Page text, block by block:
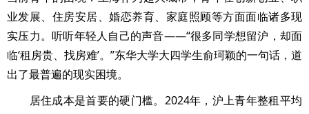
业发展、住房安居、婚恋养育、家庭照顾等方面面临诸多现
实压力。听听年轻人自己的声音——“很多同学想留沪，却面
临‘租房贵、找房难’。”东华大学大四学生俞珂颖的一句话，道
出了最普遍的现实困境。
居住成本是首要的硬门槛。2024年，沪上青年整租平均